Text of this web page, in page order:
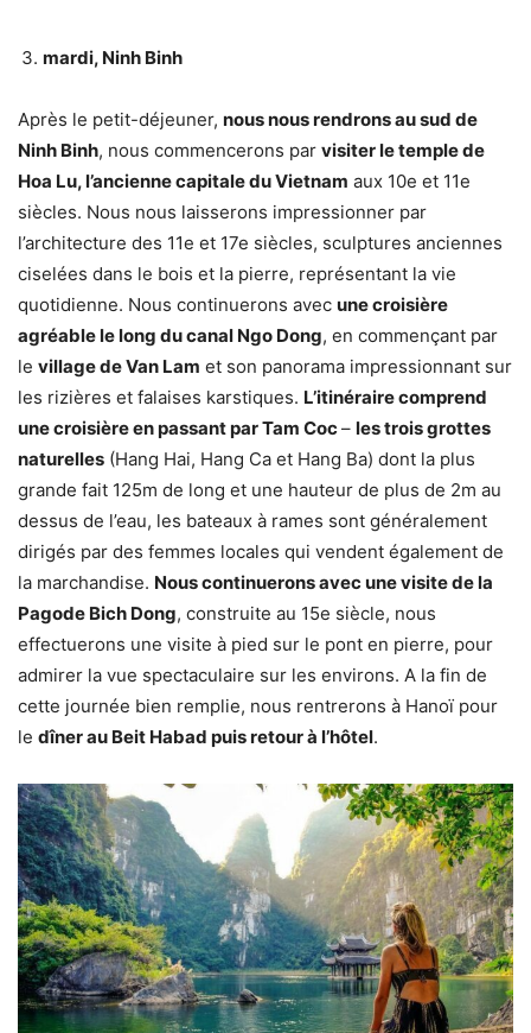
mardi, Ninh Binh
Après le petit-déjeuner, nous nous rendrons au sud de
Ninh Binh, nous commencerons par visiter le temple de
Hoa Lu, l’ancienne capitale du Vietnam aux 10e et 11e
siècles. Nous nous laisserons impressionner par
l’architecture des 11e et 17e siècles, sculptures anciennes
ciselées dans le bois et la pierre, représentant la vie
quotidienne. Nous continuerons avec une croisière
agréable le long du canal Ngo Dong, en commençant par
le village de Van Lam et son panorama impressionnant sur
les rizières et falaises karstiques. L’itinéraire comprend
une croisière en passant par Tam Coc– les trois grottes
naturelles (Hang Hai, Hang Ca et Hang Ba) dont la plus
grande fait 125m de long et une hauteur de plus de 2m au
dessus de l’eau, les bateaux à rames sont généralement
dirigés par des femmes locales qui vendent également de
la marchandise. Nous continuerons avec une visite de la
Pagode Bich Dong, construite au 15e siècle, nous
effectuerons une visite à pied sur le pont en pierre, pour
admirer la vue spectaculaire sur les environs. A la fin de
cette journée bien remplie, nous rentrerons à Hanoï pour
le dîner au Beit Habad puis retour à l’hôtel.